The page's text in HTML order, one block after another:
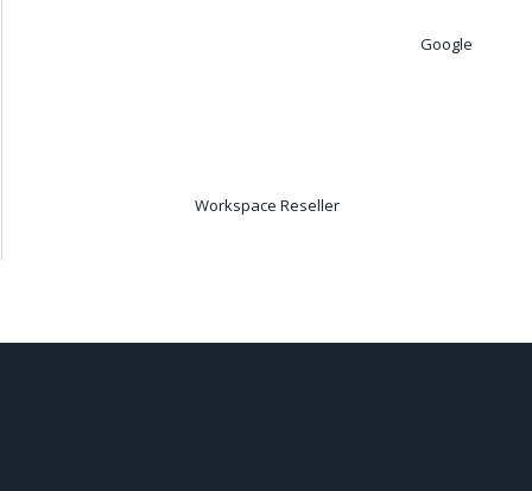
Google
Workspace Reseller